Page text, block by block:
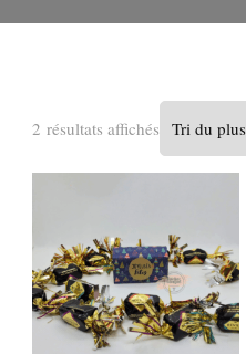
2 résultats affichés Trié
du
au
plus
ancien